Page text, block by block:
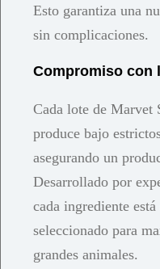
Esto garantiza una
sin complicaciones.
Compromiso con
Cada lote de Marvet
produce bajo
asegurando un
Desarrollado por
cada ingrediente
seleccionado para
grandes animales.